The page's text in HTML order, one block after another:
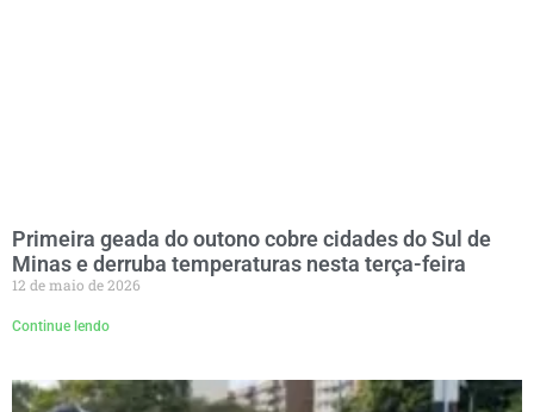
Primeira geada do outono cobre cidades do Sul de
Minas e derruba temperaturas nesta terça-feira
12 de maio de 2026
Continue lendo